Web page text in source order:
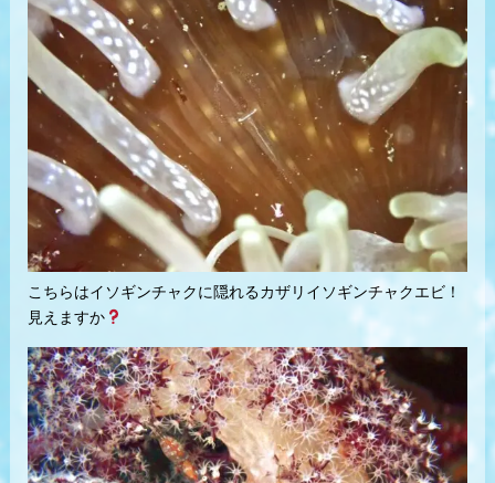
こちらはイソギンチャクに隠れるカザリイソギンチャクエビ！
見えますか